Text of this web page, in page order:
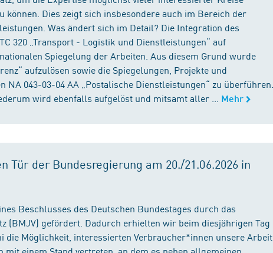
Dies zeigt sich insbesondere auch im Bereich der
Was ändert sich im Detail? Die Integration des
320 „Transport - Logistik und Dienstleistungen“ auf
Spiegelung der Arbeiten. Aus diesem Grund wurde
aufzulösen sowie die Spiegelungen, Projekte und
043-03-04 AA „Postalische Dienstleistungen“ zu überführen.
wird ebenfalls aufgelöst und mitsamt aller ...
Mehr
der Bundesregierung am 20./21.06.2026 in
Beschlusses des Deutschen Bundestages durch das
gefördert. Dadurch erhielten wir beim diesjährigen Tag
die Möglichkeit, interessierten Verbraucher*innen unsere Arbeit